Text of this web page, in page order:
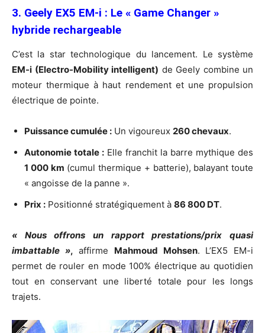
3. Geely EX5 EM-i : Le « Game Changer »
hybride rechargeable
C’est la star technologique du lancement. Le système
EM-i (Electro-Mobility intelligent) de Geely combine un
moteur thermique à haut rendement et une propulsion
électrique de pointe.
Puissance cumulée : Un vigoureux 260 chevaux.
Autonomie totale : Elle franchit la barre mythique des
1 000 km (cumul thermique + batterie), balayant toute
« angoisse de la panne ».
Prix : Positionné stratégiquement à 86 800 DT.
« Nous offrons un rapport prestations/prix quasi
imbattable », affirme Mahmoud Mohsen. L’EX5 EM-i
permet de rouler en mode 100% électrique au quotidien
tout en conservant une liberté totale pour les longs
trajets.